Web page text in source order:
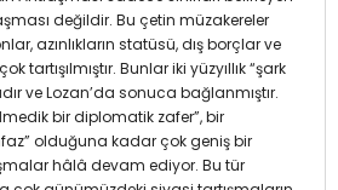
değildir. Bu çetin müzakereler
azınlıkların statüsü, dış borçlar ve
tartışılmıştır. Bunlar iki yüzyıllık “şark
ve Lozan’da sonuca bağlanmıştır.
bir diplomatik zafer”, bir
olduğuna kadar çok geniş bir
hâlâ devam ediyor. Bu tür